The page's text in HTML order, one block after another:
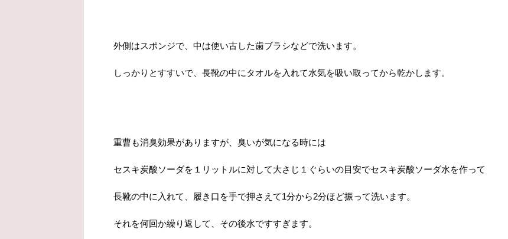
外側はスポンジで、中は使い古した歯ブラシなどで洗います。
しっかりとすすいで、長靴の中にタオルを入れて水気を吸い取ってから乾かします。
重曹も消臭効果がありますが、臭いが気になる時には
セスキ炭酸ソーダを１リットルに対して大さじ１ぐらいの目安でセスキ炭酸ソーダ水を作って
長靴の中に入れて、履き口を手で押さえて1分から2分ほど振って洗います。
それを何回か繰り返して、その後水ですすぎます。